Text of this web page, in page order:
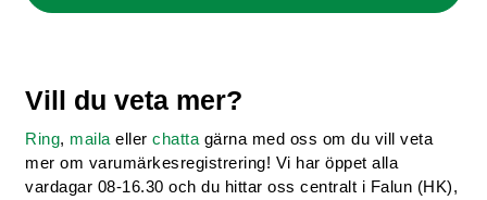
Vill du veta mer?
Ring, maila ellerchatta gärna med oss om du vill veta
mer om varumärkesregistrering! Vi har öppet alla
vardagar 08-16.30 och du hittar oss centralt i Falun (HK),